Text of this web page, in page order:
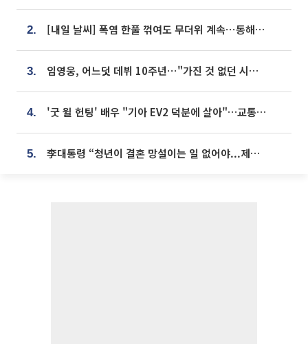
2. [내일 날씨] 폭염 한풀 꺾여도 무더위 계속⋯동해안 이틀 연속 비
3. 임영웅, 어느덧 데뷔 10주년⋯"가진 것 없던 시절, 내 앞엔 20명의 팬뿐"
4. '굿 윌 헌팅' 배우 "기아 EV2 덕분에 살아"…교통사고 후 안전성 극찬
5. 李대통령 “청년이 결혼 망설이는 일 없어야...제도상 불이익 조사”